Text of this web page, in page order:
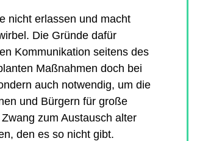
nicht erlassen und macht
Die Gründe dafür
Kommunikation seitens des
Maßnahmen doch bei
auch notwendig, um die
und Bürgern für große
zum Austausch alter
den es so nicht gibt.